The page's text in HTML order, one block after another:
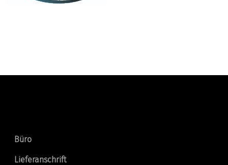
Büro
Lieferanschrift